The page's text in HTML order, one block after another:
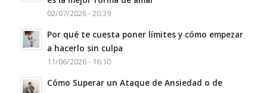
02/07/2026 - 20:39
Por qué te cuesta poner límites y cómo empezar
a hacerlo sin culpa
11/06/2026 - 16:10
Cómo Superar un Ataque de Ansiedad o de